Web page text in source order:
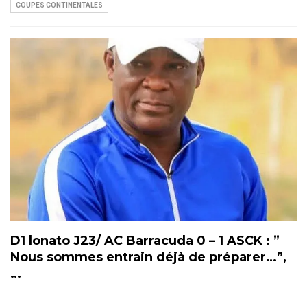
COUPES CONTINENTALES
D1 lonato J23/ AC Barracuda 0 – 1 ASCK : ”
Nous sommes entrain déjà de préparer…”,
…